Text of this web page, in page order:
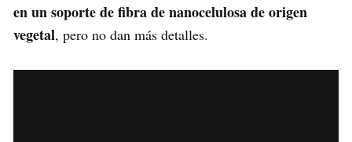
en un soporte de fibra de nanocelulosa de origen
vegetal, pero no dan más detalles.